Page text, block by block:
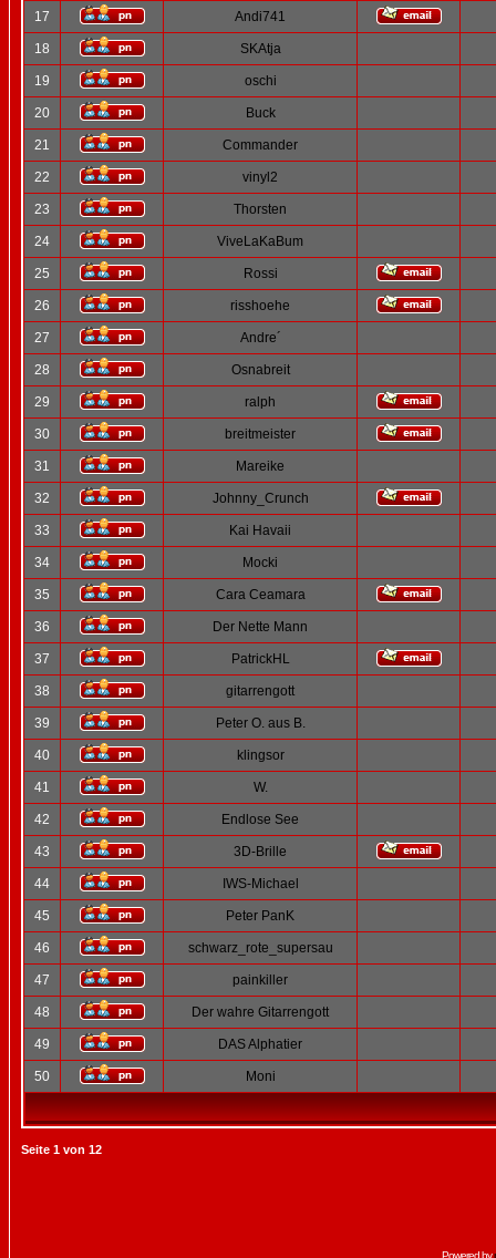
17 Andi741
18 SKAtja
19 oschi
20 Buck
21 Commander
22 vinyl2
23 Thorsten
24 ViveLaKaBum
25 Rossi
26 risshoehe
27 Andre´
28 Osnabreit
29 ralph
30 breitmeister
31 Mareike
32 Johnny_Crunch
33 Kai Havaii
34 Mocki
35 Cara Ceamara
36 Der Nette Mann
37 PatrickHL
38 gitarrengott
39 Peter O. aus B.
40 klingsor
41 W.
42 Endlose See
43 3D-Brille
44 IWS-Michael
45 Peter PanK
46 schwarz_rote_supersau
47 painkiller
48 Der wahre Gitarrengott
49 DAS Alphatier
50 Moni
Seite 1 von 12
Powered by